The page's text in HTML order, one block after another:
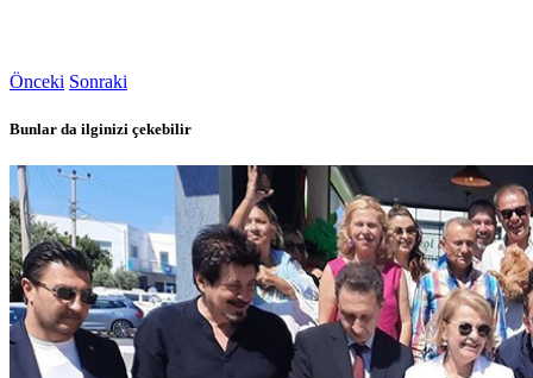
Önceki Sonraki
Bunlar da ilginizi çekebilir